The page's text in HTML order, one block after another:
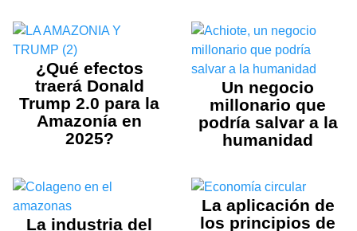
¿Qué efectos
traerá Donald
Trump 2.0 para la
Amazonía en
2025?
Un negocio
millonario que
podría salvar a la
humanidad
La industria del
La aplicación de
los principios de